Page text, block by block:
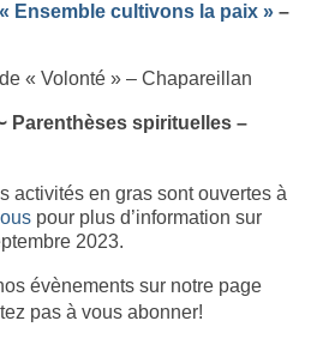
« Ensemble cultivons la paix » –
« Volonté » – Chapareillan
Parenthèses spirituelles –
activités en gras sont ouvertes à
pour plus d’information sur
2023.
évènements sur notre page
pas à vous abonner!